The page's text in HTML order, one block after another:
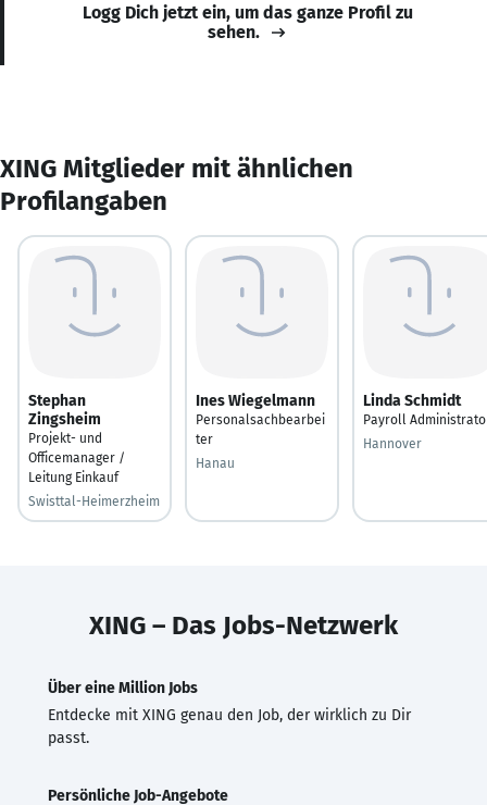
Logg Dich jetzt ein, um das ganze Profil zu
sehen.
XING Mitglieder mit ähnlichen
Profilangaben
Stephan
Zingsheim
Projekt- und
Officemanager /
Leitung Einkauf
Swisttal-Heimerzheim
Ines Wiegelmann
Personalsachbearbei
ter
Hanau
Linda Schmidt
Payroll
Hannover
XING – Das Jobs-Netzwerk
Über eine Million Jobs
Entdecke mit XING genau den Job, der wirklich zu Dir
passt.
Persönliche Job-Angebote